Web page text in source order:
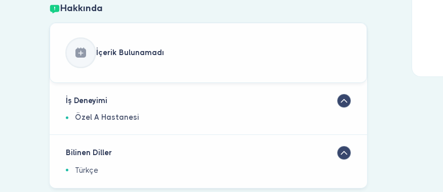
Hakkında
İçerik Bulunamadı
İş Deneyimi
Özel A Hastanesi
Bilinen Diller
Türkçe